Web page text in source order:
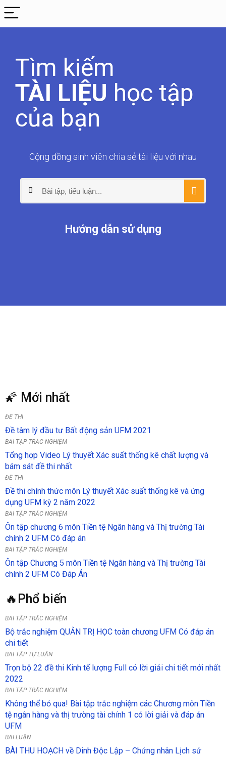
Tìm kiếm
TÀI LIỆU học tập
của bạn
Cộng đồng sinh viên chia sẻ tài liệu với nhau
Hướng dẫn sử dụng
🌠 Mới nhất
ĐỀ THI
Đề tâm lý đầu tư Bất động sản UFM 2021
BÀI TẬP TRẮC NGHIỆM
Tổng hợp Video Lý thuyết Xác suất thống kê chất lượng và
bám sát đề thi nhất
ĐỀ THI
Đề thi chính thức môn Lý thuyết Xác suất thống kê và ứng
dụng UFM kỳ 2 năm 2022
BÀI TẬP TRẮC NGHIỆM
Ôn tập chương 6 môn Tiền tệ Ngân hàng và Thị trường Tài
chính 2 UFM Có đáp án
BÀI TẬP TRẮC NGHIỆM
Ôn tập Chương 5 môn Tiền tệ Ngân hàng và Thị trường Tài
chính 2 UFM Có Đáp Án
🔥Phổ biến
BÀI TẬP TRẮC NGHIỆM
Bộ trắc nghiệm QUẢN TRỊ HỌC toàn chương UFM Có đáp án
chi tiết
BÀI TẬP TỰ LUẬN
Trọn bộ 22 đề thi Kinh tế lượng Full có lời giải chi tiết mới nhất
2022
BÀI TẬP TRẮC NGHIỆM
Không thể bỏ qua! Bài tập trắc nghiệm các Chương môn Tiền
tệ ngân hàng và thị trường tài chính 1 có lời giải và đáp án
UFM
BÀI LUẬN
BÀI THU HOẠCH về Dinh Độc Lập – Chứng nhân Lịch sử